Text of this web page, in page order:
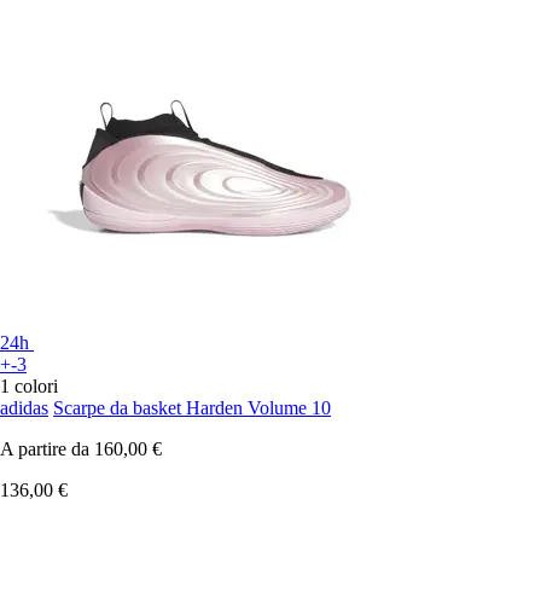
24h
+-3
1 colori
adidas Scarpe da basket Harden Volume 10
A partire da 160,00 €
136,00 €